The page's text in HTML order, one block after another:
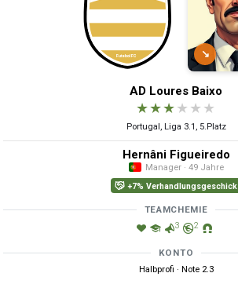
↘
AD Loures Baixo
★★★★ ★ ★
Portugal, Liga 3.1, 5.Platz
Hernâni Figueiredo
Manager · 49 Jahre
+7% Verhandlungsgeschick
TEAMCHEMIE
3 2
KONTO
Halbprofi · Note 2.3